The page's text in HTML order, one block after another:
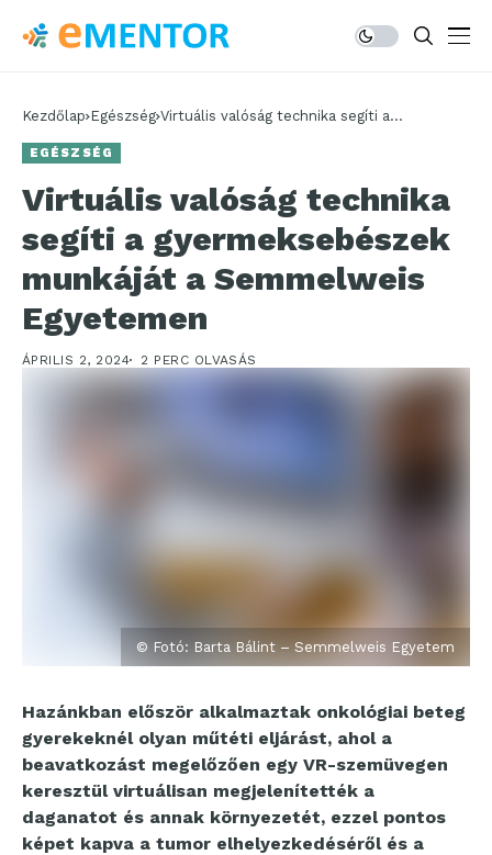
Kezdőlap Egészség Virtuális valóság technika segíti a
EGÉSZSÉG
Virtuális valóság technika
segíti a gyermeksebészek
munkáját a Semmelweis
Egyetemen
ÁPRILIS 2, 2024 2 PERC OLVASÁS
© Fotó: Barta Bálint – Semmelweis Egyetem
Hazánkban először alkalmaztak onkológiai beteg
gyerekeknél olyan műtéti eljárást, ahol a
beavatkozást megelőzően egy VR-szemüvegen
keresztül virtuálisan megjelenítették a
daganatot és annak környezetét, ezzel pontos
képet kapva a tumor elhelyezkedéséről és a